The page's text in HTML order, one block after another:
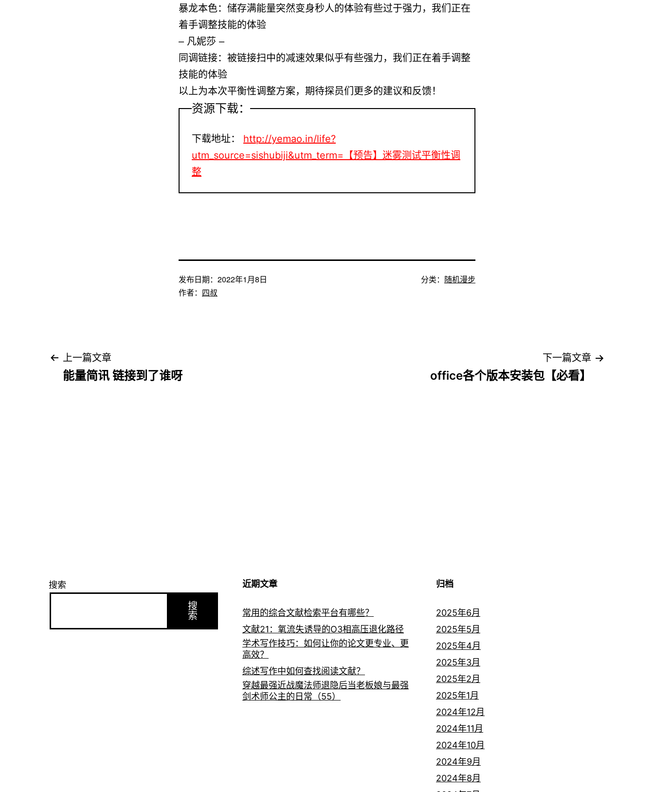
暴龙本色：储存满能量突然变身秒人的体验有些过于强力，我们正在
着手调整技能的体验
– 凡妮莎 –
同调链接：被链接扫中的减速效果似乎有些强力，我们正在着手调整
技能的体验
以上为本次平衡性调整方案，期待探员们更多的建议和反馈！
资源下载：
下载地址：
http://yemao.in/life?
utm_source=sishubiji&utm_term=【预告】迷雾测试平衡性调
整
发布日期： 2022年1月8日
作者： 四叔
分类： 随机漫步
文上一篇文章
能量简讯 链接到了谁呀
下一篇文章
office各个版本安装包【必看】
搜索
搜
索
近期文章
常用的综合文献检索平台有哪些？
文献21：氧流失诱导的O3相高压退化路径
学术写作技巧：如何让你的论文更专业、更
高效？
综述写作中如何查找阅读文献？
穿越最强近战魔法师退隐后当老板娘与最强
剑术师公主的日常（55）
归档
2025年6月
2025年5月
2025年4月
2025年3月
2025年2月
2025年1月
2024年12月
2024年11月
2024年10月
2024年9月
2024年8月